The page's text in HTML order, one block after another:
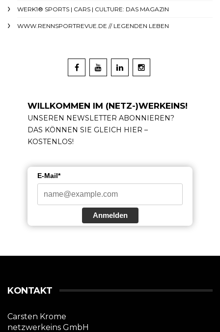
WERK1® SPORTS | CARS | CULTURE: DAS MAGAZIN
WWW.RENNSPORTREVUE.DE // LEGENDEN LEBEN
WILLKOMMEN IM (NETZ-)WERKEINS!
UNSEREN NEWSLETTER ABONNIEREN?
DAS KÖNNEN SIE GLEICH HIER –
KOSTENLOS!
E-Mail*
Anmelden
KONTAKT
Carsten Krome
netzwerkeins GmbH